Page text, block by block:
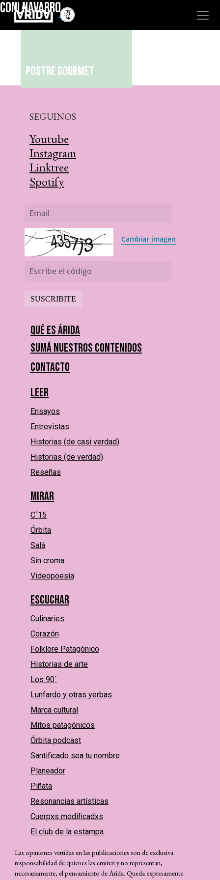
CONI NAVARRO
"
Postre gourmet
SEGUINOS
Youtube
Instagram
Linktree
Spotify
Email
Cambiar imagen
Escribe el código
Qué es Árida
Sumá nuestros contenidos
Contacto
Leer
Ensayos
Entrevistas
Historias (de casi verdad)
Historias (de verdad)
Reseñas
Mirar
C´15
Órbita
Salá
Sin croma
Videopoesía
Escuchar
Culinaries
Corazón
Folklore Patagónico
Historias de arte
Los 90´
Lunfardo y otras yerbas
Marca cultural
Mitos patagónicos
Órbita podcast
Santificado sea tu nombre
Planeador
Piñata
Resonancias artísticas
Cuerpxs modificadxs
El club de la estampa
Las opiniones vertidas en las publicaciones son de exclusiva
responsabilidad de quienes las emiten y no representan,
necesariamente, el pensamiento de Árida. Queda expresamente